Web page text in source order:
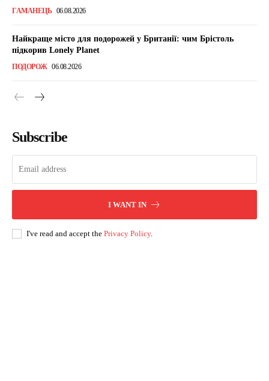
ГАМАНЕЦЬ 06.08.2026
Найкраще місто для подорожей у Британії: чим Брістоль
підкорив Lonely Planet
ПОДОРОЖ 06.08.2026
Subscribe
I WANT IN
I've read and accept the Privacy Policy.